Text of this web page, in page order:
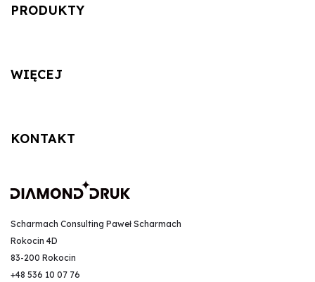
PRODUKTY
WIĘCEJ
KONTAKT
Scharmach Consulting Paweł Scharmach
Rokocin 4D
83-200 Rokocin
+48 536 10 07 76